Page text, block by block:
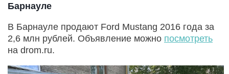
Барнауле
В Барнауле продают Ford Mustang 2016 года за
2,6 млн рублей. Объявление можно посмотреть
на drom.ru.